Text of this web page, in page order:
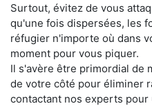
Surtout, évitez de vous
qu'une fois dispersées, les
réfugier n'importe où dans
moment pour vous piquer.
Il s'avère être primordial de
de votre côté pour éliminer
contactant nos experts